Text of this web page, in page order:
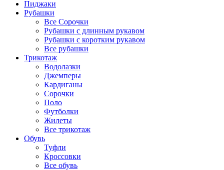
Пиджаки
Рубашки
Все Сорочки
Рубашки с длинным рукавом
Рубашки с коротким рукавом
Все рубашки
Трикотаж
Водолазки
Джемперы
Кардиганы
Сорочки
Поло
Футболки
Жилеты
Все трикотаж
Обувь
Туфли
Кроссовки
Все обувь